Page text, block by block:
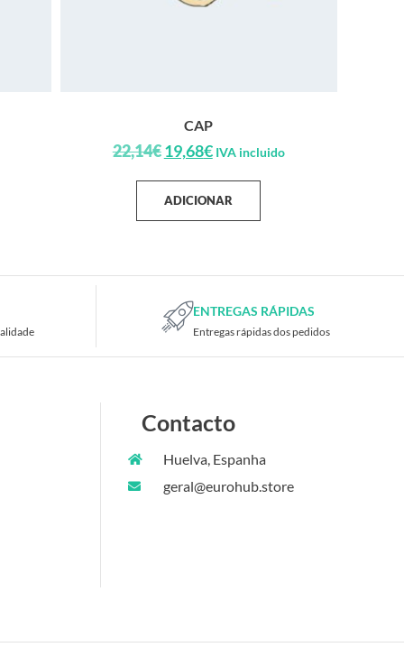
CAP
22,14€19,68€ IVA incluido
ADICIONAR
ENTREGAS RÁPIDAS
Entregas rápidas dos pedidos
Contacto
Huelva, Espanha
geral@eurohub.store